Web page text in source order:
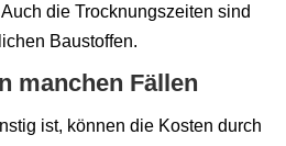
die Trocknungszeiten sind
Baustoffen.
manchen Fällen
ist, können die Kosten durch